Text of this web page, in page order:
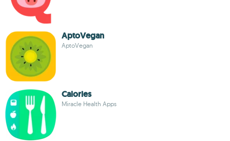
AptoVegan
AptoVegan
Calories
Miracle Health Apps